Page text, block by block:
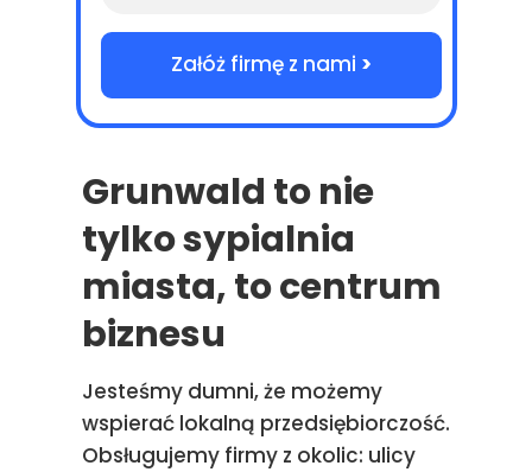
Grunwald to nie
tylko sypialnia
miasta, to centrum
biznesu
Jesteśmy dumni, że możemy
wspierać lokalną przedsiębiorczość.
Obsługujemy firmy z okolic: ulicy
Załóż firmę z nami >